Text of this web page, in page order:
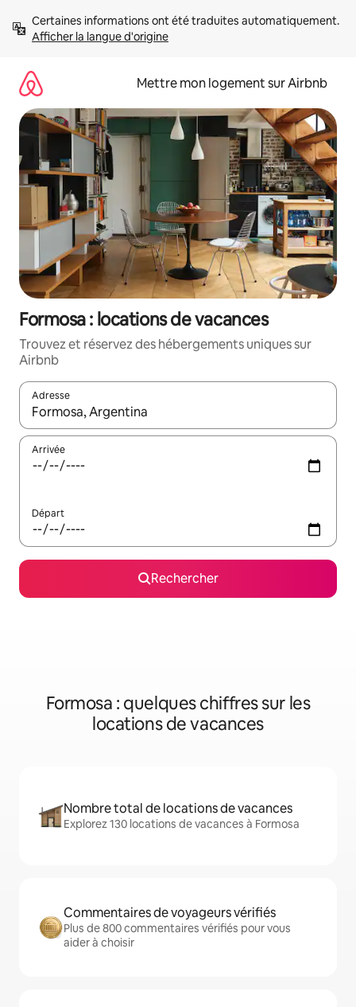
directement
Afficher la langue d'origine
Mettre mon logement sur Airbnb
Formosa : locations de vacances
Trouvez et réservez des hébergements uniques sur
Airbnb
Adresse
Lorsque les résultats s'affichent, utilisez les flèches vers le
Arrivée
Départ
Rechercher
Formosa : quelques chiffres sur les
locations de vacances
Nombre total de locations de vacances
Explorez 130 locations de vacances à Formosa
Commentaires de voyageurs vérifiés
Plus de 800 commentaires vérifiés pour vous
aider à choisir